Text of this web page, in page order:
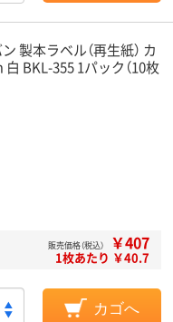
製本ラベル（再生紙） カ
BKL-355 1パック（10枚
販売価格（税込） ￥407
1枚あたり ￥40.7
カゴへ